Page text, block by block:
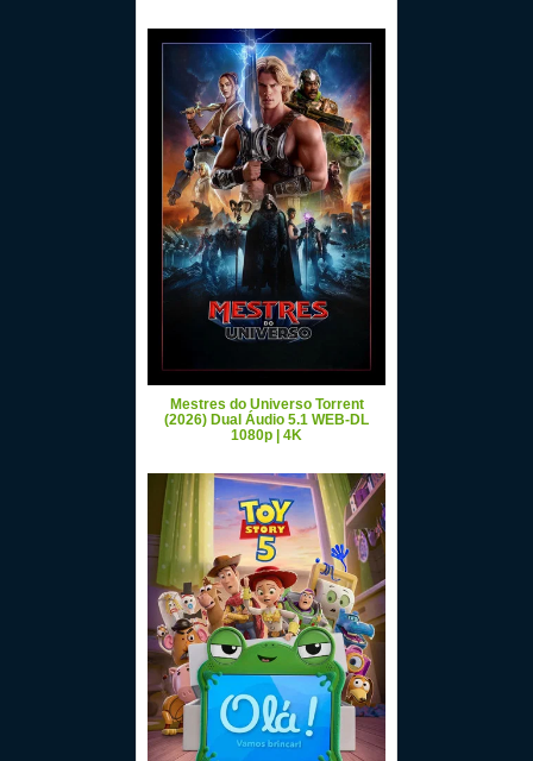
Mestres do Universo Torrent
(2026) Dual Áudio 5.1 WEB-DL
1080p | 4K